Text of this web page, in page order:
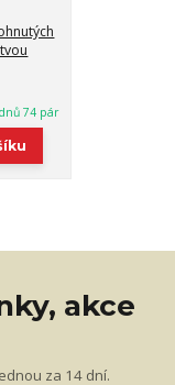
74 pár
akce
za 14 dní.